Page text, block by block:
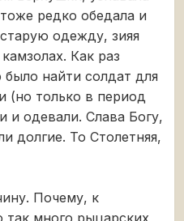
редко обедала и
одежду, зияя
Как раз
найти солдат для
(но только в период
и одевали. Слава Богу,
долгие. То Столетняя,
Почему, к